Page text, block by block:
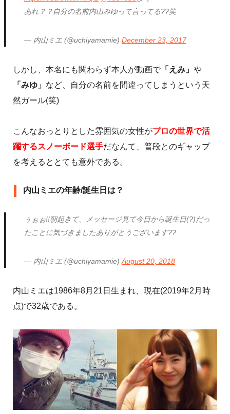
あれ？？自分の名前内山みゆって言ってる??笑
— 内山ミエ (@uchiyamamie)December 23, 2017
しかし、本名にも関わらず本人が動画で 「えみ」 や
「みゆ」 など、自分の名前を間違ってしまうという天
然ガール(笑)
こんなおっとりとした雰囲気の女性がプロの世界で活
躍するスノーボード選手だなんて、普段とのギャップ
を考えるととても意外である。
内山ミエの年齢/誕生日は？
ぅぉぉ!!朝起きて、メッセージ見て今日から誕生日(?)だっ
たことに気づきましたありがとうございます??
— 内山ミエ (@uchiyamamie)August 20, 2018
内山ミエは1986年8月21日生まれ、現在(2019年2月時
点)で32歳である。